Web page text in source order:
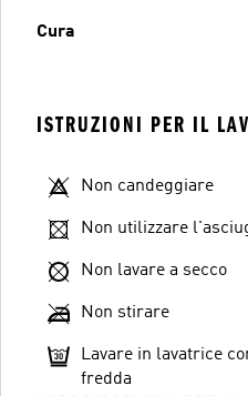
Cura
ISTRUZIONI PER IL
Non candeggiare
Non utilizzare
Non lavare a secco
Non stirare
Lavare in lavatrice
fredda